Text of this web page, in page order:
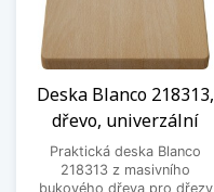
Deska Blanco 218313,
dřevo, univerzální
Praktická deska Blanco
218313 z masivního
bukového dřeva pro dřezy